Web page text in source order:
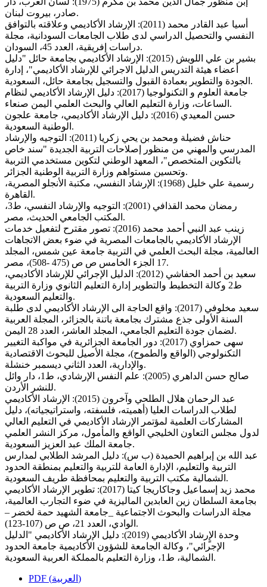
صادر، بيروت لبنان.
أسيا عبد القادر محمد (2011): الإرشاد الأكاديمي وعلاقته بالتوافق
النفسي والتحصيل الدراسي لدى طلاب الجامعات السودانية، مجلة
دراسات إفريقية، العدد 45، السودان.
بشير بن علي اللويش (2015): الإرشاد الأكاديمي بجامعة حائل "دليل
أعضاء هيئة التدريس الدليل الاجرائي للإرشاد الأكاديمي"، إدارة
الجودة والتطوير بعمادة القبول والتسجيل بجامعة حائل، السعودية.
جامعة العلوم و التكنولوجيا (2017): دليل الإرشاد الأكاديمي لنظام
الساعات، وزارة التعليم العالي والبحث العلمي اليمن صنعاء.
حسن المعيدي (2016): دليل الإرشاد الأكاديمي، جامعة علجون
الوطنية السعودية.
حناش فضيلة ومحمد بن يحي زكريا (2011): التوجيه والإرشاد
المدرسي والمهني من منظور إصلاحات التربية الجديدة "سند خاص
بالتكوين المتخصص"، المعهد الوطني لتكوين مستخدمي التربية
وتحسين مستواهم وزارة التربية الوطنية الجزائر.
رسمية علي خليل (1968): الإرشاد النفسي، مكتبة الأنجلو المصرية،
القاهرة.
رمضان محمد القذافي (2001): التوجيه والإرشاد النفسي، ط3،
المكتب الجامعي الحديث، مصر.
زينب عبد النبي أحمد محمد (2016): تصور مقترح لتفعيل خدمات
الإرشاد الأكاديمي بالجامعات المصرية في ضوء بعض الاتجاهات
العالمية، مجلة البحث العلمي في التربية جامعة عين شمس، المجلد
17 الجزء الخامس ص ص (475 -508)، مصر.
سعيد بن أحمد الحفاشي (2012): الدليل الإجرائي للإرشاد الأكاديمي،
ط2 وكالة التخطيط والتطوير إدارة التعليم الثانوي وزارة التربية
والتعليم السعودية.
سعيد مخلوفي (2017): واقع الحاجة الى الإرشاد الأكاديمي لدى طلبة
السنة الأولى جذع مشترك بجامعة باتنة بالجزائر، المجلة العربية
لضمان جودة التعليم الجامعي، المجلد العاشر، العدد 28 اليمن.
سهى حمزاوي (2017): دور الجامعة الجزائرية في مواكبة التغيير
التكنولوجي (الواقع والطموح)، مجلة الأصيل للبحوث الاقتصادية
والإدارية، العدد الثاني ديسمبر خنشلة.
صالح حسن الداهري (2005): علم النفس الإرشادي، ط1، دار وائل
للنشر الأردن.
عبد الرحمان هلال الطلحي وآخرون (2015): الإرشاد الأكاديمي
لطلاب الدراسات العليا (أهميته، فلسفته، واستراتيجياته)، دليل
المشاركات العلمية لمؤتمر الإرشاد الأكاديمي في التعليم العالي
لدول مجلس التعاون الخليجي الواقع والمأمول، مركز النشر العلمي
جامعة الملك عبد العزيز السعودية.
عبد الله بن إبراهيم الحميدة (ب س): دليل المرشد الطلابي لمدارس
التربية والتعليم، الإدارة العامة للتربية والتعليم بمنطقة الحدود
الشمالية مكتب التربية والتعليم بمحافظة طريف السعودية.
محمد زيد إسماعيل وجاكاريجا كيتا (2017): تطوير الإرشاد الأكاديمي
بجامعة السلطان زين العابدين الماليزية في ضوء التجارب العالمية،
مجلة الدراسات والبحوث الاجتماعية _جامعة الشهيد حمة لخضر –
الوادي، العدد 21، ص ص (107-123).
وحدة الإٍرشاد الأكاديمي (2019): دليل الإرشاد الأكاديمي "الدليل
الإجرائي"، وكالة الجامعة للشؤون الأكاديمية جامعة الحدود
الشمالية، ط1، وزارة التعليم بالمملكة العربية السعودية.
PDF (العربية)